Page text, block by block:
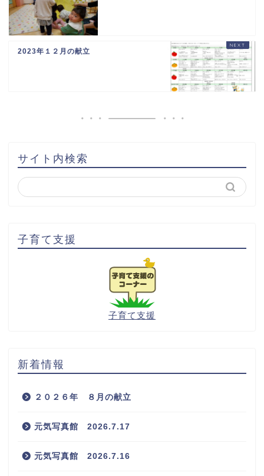
2023年１２月の献立
サイト内検索
子育て支援
子育て支援
新着情報
２０２６年 ８月の献立
元気写真館 2026.7.17
元気写真館 2026.7.16